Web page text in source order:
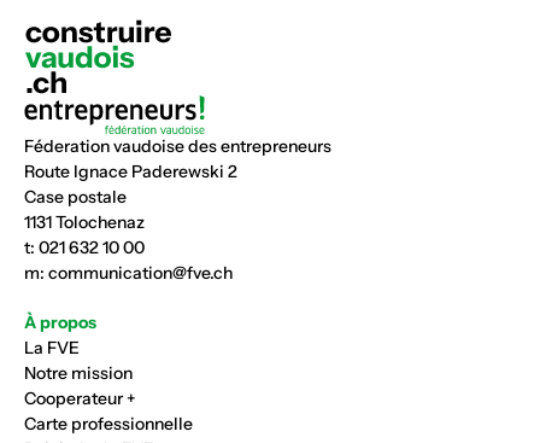
Féderation vaudoise des entrepreneurs
Route Ignace Paderewski 2
Case postale
1131 Tolochenaz
t: 021 632 10 00
m: communication@fve.ch
À propos
La FVE
Notre mission
Cooperateur +
Carte professionnelle